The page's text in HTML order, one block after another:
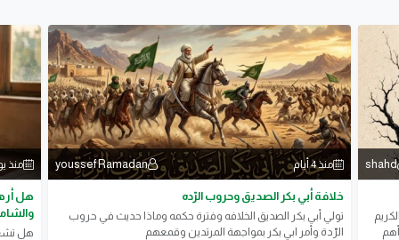
shahd منذ 4 أيام youssef Ramadan
خلافة أبي بكر الصديق وحروب الرّده
تولي أبي بكر الصديق الخلافه وفترة حكمه وماذا حديث في حروب
الرّدة وأمر ابي بكر بمواجهة المرتدين وقمعهم
منذ
هل
هل